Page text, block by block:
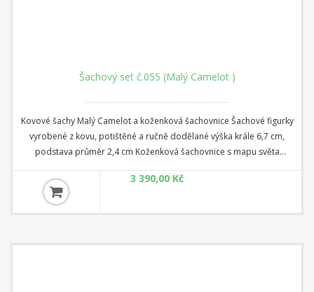
Šachový set č.055 (Malý Camelot )
Kovové šachy Malý Camelot a koženková šachovnice Šachové figurky
vyrobené z kovu, potištěné a ručně dodělané výška krále 6,7 cm,
podstava průměr 2,4 cm Koženková šachovnice s mapu světa
3 390,00 Kč